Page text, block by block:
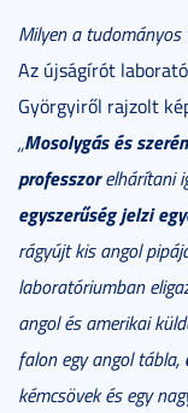
Milyen a
Az újságírót
Györgyiről rajzolt
„Mosolygás és
professzorelhárítani
egyszerűség jelzi
rágyújt kis angol
laboratóriumban
angol és amerikai
falon egy angol tábla,
kémcsövek és egy